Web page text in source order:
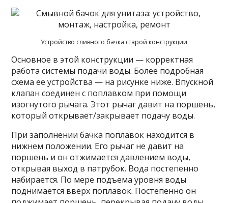
Устройство сливного бачка старой конструкции
Основное в этой конструкции — корректная
работа системы подачи воды. Более подробная
схема ее устройства — на рисунке ниже. Впускной
клапан соединен с поплавком при помощи
изогнутого рычага. Этот рычаг давит на поршень,
который открывает/закрывает подачу воды.
При заполнении бачка поплавок находится в
нижнем положении. Его рычаг не давит на
поршень и он отжимается давлением воды,
открывая выход в патрубок. Вода постепенно
набирается. По мере подъема уровня воды
поднимается вверх поплавок. Постепенно он